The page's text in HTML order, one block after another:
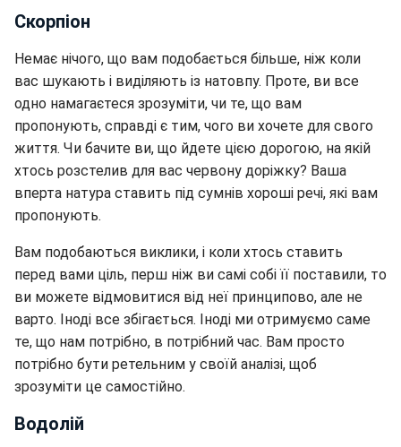
Скорпіон
Немає нічого, що вам подобається більше, ніж коли
вас шукають і виділяють із натовпу. Проте, ви все
одно намагаєтеся зрозуміти, чи те, що вам
пропонують, справді є тим, чого ви хочете для свого
життя. Чи бачите ви, що йдете цією дорогою, на якій
хтось розстелив для вас червону доріжку? Ваша
вперта натура ставить під сумнів хороші речі, які вам
пропонують.
Вам подобаються виклики, і коли хтось ставить
перед вами ціль, перш ніж ви самі собі її поставили, то
ви можете відмовитися від неї принципово, але не
варто. Іноді все збігається. Іноді ми отримуємо саме
те, що нам потрібно, в потрібний час. Вам просто
потрібно бути ретельним у своїй аналізі, щоб
зрозуміти це самостійно.
Водолій